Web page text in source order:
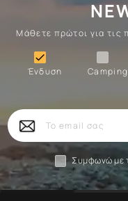
Μάθετε πρώτοι για τις
Camping
Ένδυση

Ένδυση
Το
email
σας
Συμφωνώ με